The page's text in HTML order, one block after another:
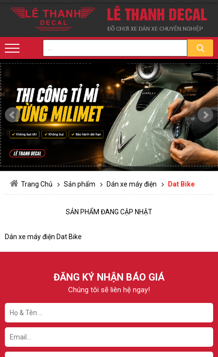
Trang Chủ Sản phẩm Dán xe máy điện Dat Bike
SẢN PHẨM ĐANG CẬP NHẬT
Dán xe máy điện Dat Bike
ĐĂNG KÝ NHẬN BÁO GIÁ
Chúng tôi sẽ liên hệ ngay!